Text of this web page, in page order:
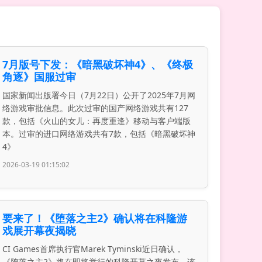
7月版号下发：《暗黑破坏神4》、《终极
角逐》国服过审
国家新闻出版署今日（7月22日）公开了2025年7月网
络游戏审批信息。此次过审的国产网络游戏共有127
款，包括《火山的女儿：再度重逢》移动与客户端版
本。过审的进口网络游戏共有7款，包括《暗黑破坏神
4》
2026-03-19 01:15:02
要来了！《堕落之主2》确认将在科隆游
戏展开幕夜揭晓
CI Games首席执行官Marek Tyminski近日确认，